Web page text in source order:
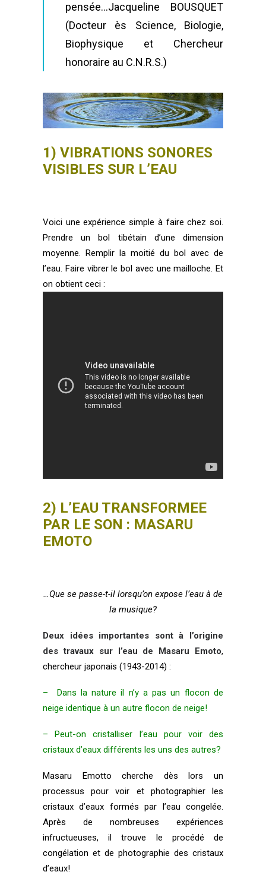
pensée…Jacqueline BOUSQUET
(Docteur ès Science, Biologie,
Biophysique et Chercheur
honoraire au C.N.R.S.)
1) VIBRATIONS SONORES
VISIBLES SUR L’EAU
Voici une expérience simple à faire chez soi.
Prendre un bol tibétain d’une dimension
moyenne. Remplir la moitié du bol avec de
l’eau. Faire vibrer le bol avec une mailloche. Et
on obtient ceci :
2) L’EAU TRANSFORMEE
PAR LE SON : MASARU
EMOTO
…Que se passe-t-il lorsqu’on expose l’eau à de
la musique?
Deux idées importantes sont à l’origine
des travaux sur l’eau de Masaru Emoto,
chercheur japonais (1943-2014) :
– Dans la nature il n’y a pas un flocon de
neige identique à un autre flocon de neige!
– Peut-on cristalliser l’eau pour voir des
cristaux d’eaux différents les uns des autres?
Masaru Emotto cherche dès lors un
processus pour voir et photographier les
cristaux d’eaux formés par l’eau congelée.
Après de nombreuses expériences
infructueuses, il trouve
le procédé de
congélation et de photographie des cristaux
d’eaux!